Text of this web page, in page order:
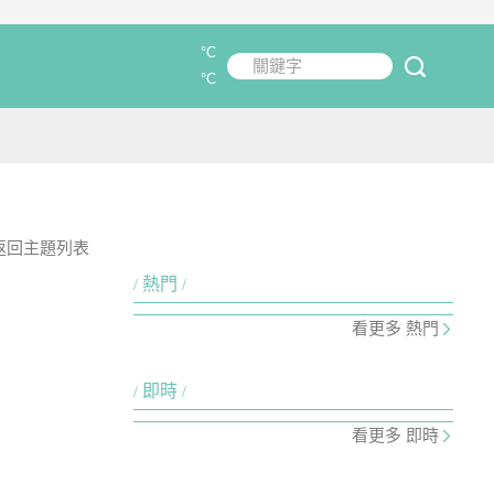
關鍵字
°C
°C
回主題列表
熱門
看更多 熱門
即時
看更多 即時